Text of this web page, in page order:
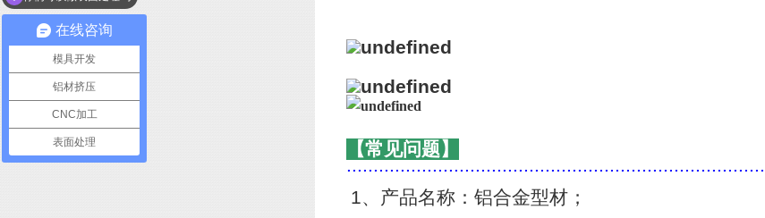
【常见问题】
1、产品名称：铝合金型材；
在线咨询
模具开发
铝材挤压
CNC加工
表面处理
我想咨询下铝型材